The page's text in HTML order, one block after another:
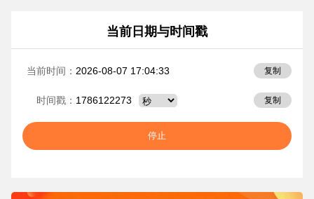
当前日期与时间戳
当前时间： 2026-08-07 17:04:34 复制
时间戳： 1786122274 复制
停止